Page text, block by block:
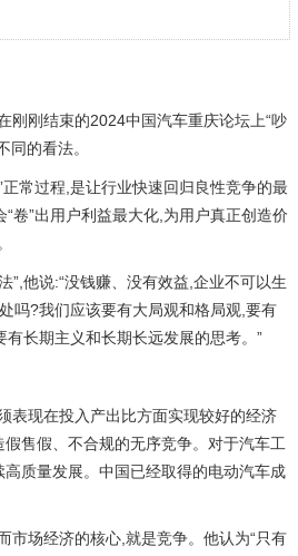
刚刚结束的2024中国汽车重庆论坛上“吵
的看法。
常过程,是让行业快速回归良性竞争的最
卷”出用户利益最大化,为用户真正创造价
”,他说:“没钱赚、没有效益,企业不可以生
吗?我们应该要有大局观和格局观,要有
有长期主义和长期长远发展的思考。”
表现在投入产出比方面实现较好的经济
售假、不合规的无序竞争。对于汽车工
质量发展。中国已经取得的电动汽车成
市场经济的核心,就是竞争。他认为“只有